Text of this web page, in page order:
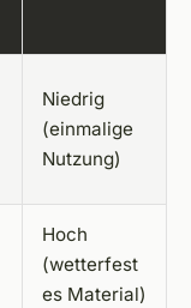
Niedrig
(einmalige
Nutzung)
Hoch
(wetterfest
es Material)